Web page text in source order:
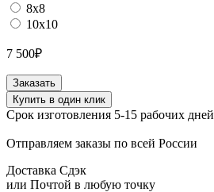
8х8
10х10
7 500₽
Количество
товара
Папка-
чехол
для
ноутбука
из
натуральной
Заказать
Купить в один клик
Срок изготовления 5-15 рабочих дней
Отправляем заказы по всей России
Доставка Сдэк
или Почтой в любую точку